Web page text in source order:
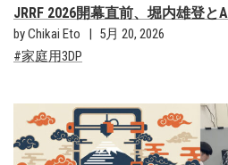
JRRF 2026開幕直前、堀内雄登と
by Chikai Eto
5月 20, 2026
家庭用3DP